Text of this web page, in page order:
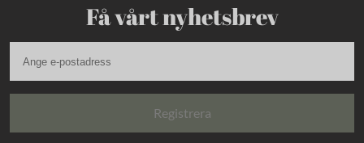
Få vårt nyhetsbrev
Registrera